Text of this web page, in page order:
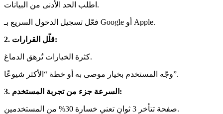
اطلب الحد الأدنى من البيانات.
فعّل تسجيل الدخول السريع بـ Google أو Apple.
2. قلّل القرارات:
كثرة الخيارات تُرهق الدماغ.
وجّه المستخدم بخيار موصى به أو خطة “الأكثر شيوعًا”.
3. السرعة جزء من تجربة المستخدم:
صفحة تتأخر 3 ثوانٍ تعني خسارة 30% من المستخدمين.